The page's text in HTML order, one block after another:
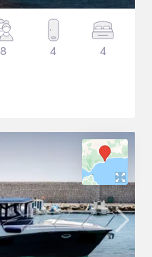
8 4 4